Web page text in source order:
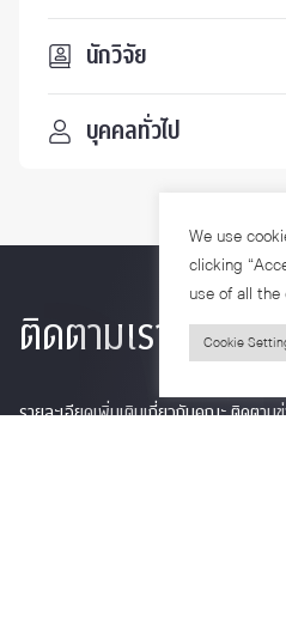
นักวิจัย
บุคคลทั่วไป
ติดตามเรา
รายละเอียดเพิ่มเติมเกี่ยวกับคณะ ติดตาม
We use
clicking
use of all the
Cookie